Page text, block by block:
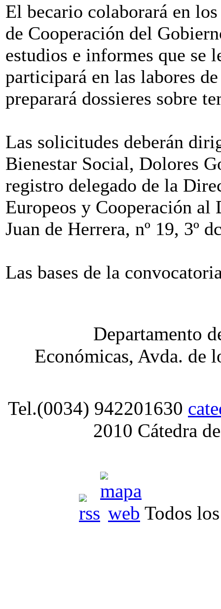
El becario colaborará en
de Cooperación del
estudios e informes que se
participará en las labores
preparará dossieres sobre
Las solicitudes deberán
Bienestar Social, Dolores
registro delegado de la
Europeos y Cooperación
Juan de Herrera, nº 19, 3º
Las bases de la
Departamento
Económicas, Avda. de
Tel.(0034) 942201630
2010 Cátedra
Todos